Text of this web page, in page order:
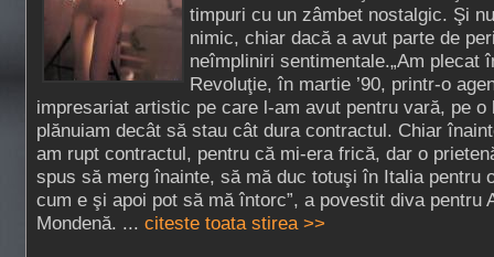
timpuri cu un zâmbet nostalgic. Şi
nimic, chiar dacă a avut parte de
neîmpliniri sentimentale.„Am plecat
Revoluţie, în martie ’90, printr-o
impresariat artistic pe care l-am avut pentru vară, pe o
plănuiam decât să stau cât dura contractul. Chiar
am rupt contractul, pentru că mi-era frică, dar o
spus să merg înainte, să mă duc totuşi în Italia pentru
cum e şi apoi pot să mă întorc”, a povestit diva pentru
Mondenă. ... citeste toata stirea >>